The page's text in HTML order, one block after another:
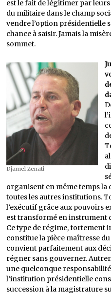
est le fait de légitimer par
du militaire dans le champ
vendre l’option présidentielle
chance à saisir. Jamais la
sommet.
Djamel Zenati
organisent en même temps la
toutes les autres institutions.
l’exécutif grâce aux pouvoirs
est transformé en instrument
Ce type de régime, fortement
constitue la pièce maîtresse
convient parfaitement aux
régner sans gouverner.
une quelconque
l’institution présidentielle
succession à la magistrature